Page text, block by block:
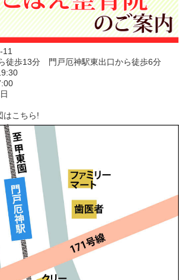
11
徒歩13分 門戸厄神駅東出口から徒歩6分
はこちら!